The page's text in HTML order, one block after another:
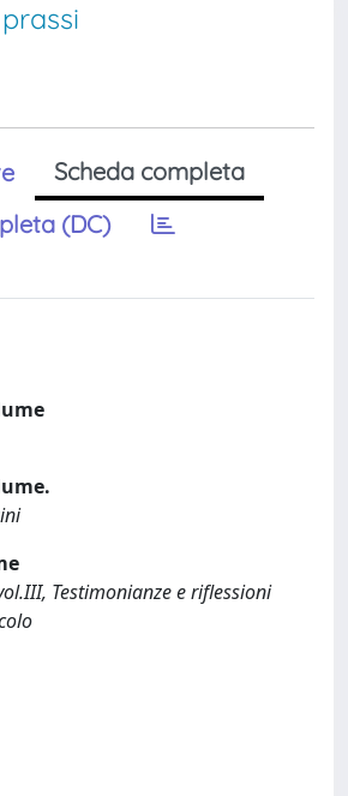
Scheda completa
(DC)
Testimonianze e riflessioni